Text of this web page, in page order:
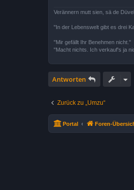
Verännern mutt sien, sä de
"In der Lebenswelt gibt es drei
"Mir gefällt Ihr Benehmen nicht."
"Macht nichts. Ich verkauf's ja
Antworten
Zurück zu „Umzu“
Portal Foren-